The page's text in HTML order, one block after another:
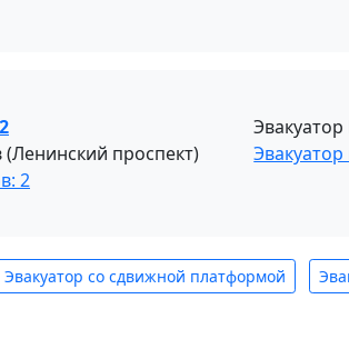
проспект)
2
Эвакуатор со сдвижной платформой